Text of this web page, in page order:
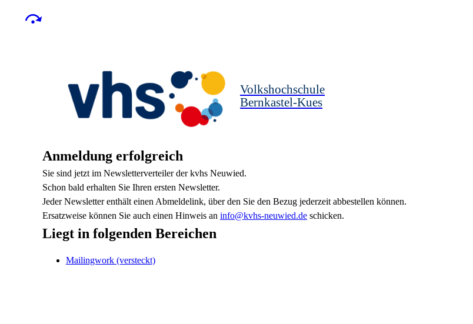
Volkshochschule
Bernkastel-Kues
Anmeldung erfolgreich
Sie sind jetzt im Newsletterverteiler der kvhs Neuwied.
Schon bald erhalten Sie Ihren ersten Newsletter.
Jeder Newsletter enthält einen Abmeldelink, über den Sie den Bezug jederzeit abbestellen können.
Ersatzweise können Sie auch einen Hinweis an info@kvhs-neuwied.de schicken.
Liegt in folgenden Bereichen
Mailingwork (versteckt)